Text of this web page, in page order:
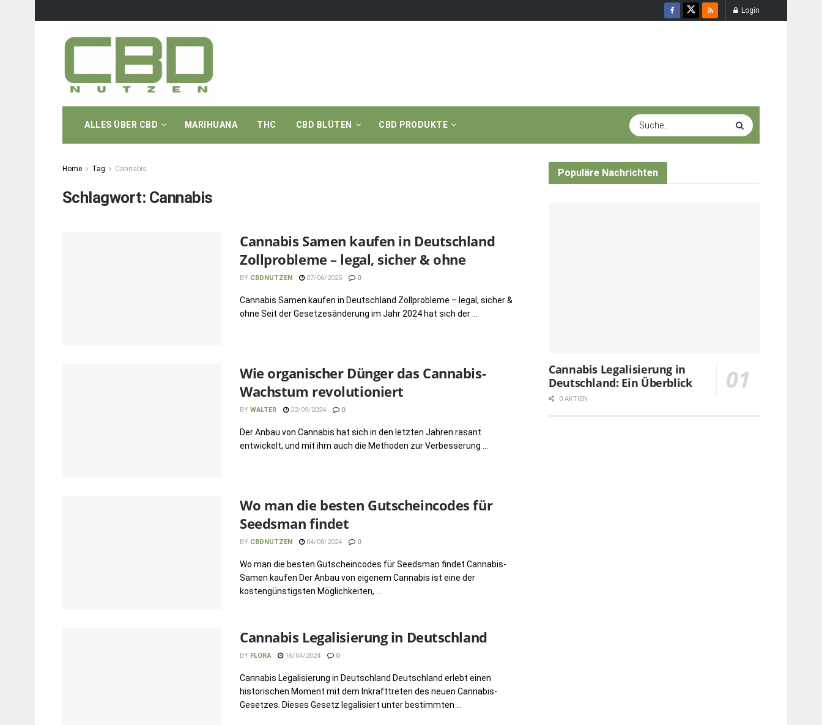
Login
ALLES ÜBER CBD MARIHUANA THC CBD BLÜTEN CBD PRODUKTE
Home Tag Cannabis
Schlagwort: Cannabis
Cannabis Samen kaufen in Deutschland
Zollprobleme – legal, sicher & ohne
BY CBDNUTZEN 07/06/2025 0
Cannabis Samen kaufen in Deutschland Zollprobleme – legal, sicher &
ohne Seit der Gesetzesänderung im Jahr 2024 hat sich der ...
Wie organischer Dünger das Cannabis-
Wachstum revolutioniert
BY WALTER 22/09/2024 0
Der Anbau von Cannabis hat sich in den letzten Jahren rasant
entwickelt, und mit ihm auch die Methoden zur Verbesserung ...
Wo man die besten Gutscheincodes für
Seedsman findet
BY CBDNUTZEN 04/08/2024 0
Wo man die besten Gutscheincodes für Seedsman findet Cannabis-
Samen kaufen Der Anbau von eigenem Cannabis ist eine der
kostengünstigsten Möglichkeiten, ...
Cannabis Legalisierung in Deutschland
BY FLORA 16/04/2024 0
Cannabis Legalisierung in Deutschland Deutschland erlebt einen
historischen Moment mit dem Inkrafttreten des neuen Cannabis-
Gesetzes. Dieses Gesetz legalisiert unter bestimmten ...
Populäre Nachrichten
Cannabis Legalisierung in
Deutschland: Ein Überblick
0 AKTIEN